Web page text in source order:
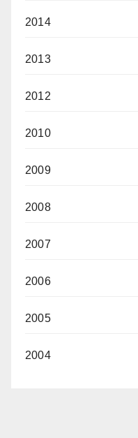
2014
2013
2012
2010
2009
2008
2007
2006
2005
2004